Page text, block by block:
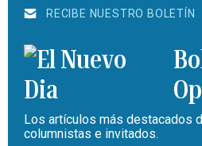
RECIBE NUESTRO BOLETÍN
Los artículos más destacados
columnistas e invitados.